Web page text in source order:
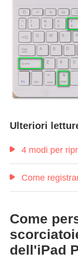
Ulteriori
4 modi per
Come
Come
dell'iPad